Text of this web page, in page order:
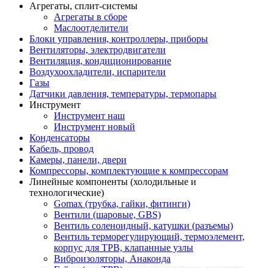
Агрегаты, сплит-системы
Агрегаты в сборе
Маслоотделители
Блоки управления, контроллеры, приборы
Вентиляторы, электродвигатели
Вентиляция, кондиционирование
Воздухоохладители, испарители
Газы
Датчики давления, температуры, термопары
Инструмент
Инструмент наш
Инструмент новый
Конденсаторы
Кабель, провод
Камеры, панели, двери
Компрессоры, комплектующие к компрессорам
Линейные компоненты (холодильные и
технологические)
Gomax (трубка, гайки, фитинги)
Вентили (шаровые, GBS)
Вентиль соленоидный, катушки (разъемы)
Вентиль терморегулирующий, термоэлемент,
корпус для ТРВ, клапанные узлы
Виброизоляторы, Анаконда